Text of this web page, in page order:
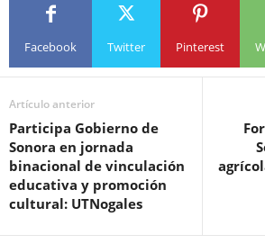
Facebook Twitter Pinterest
Artículo anterior
Participa Gobierno de
Sonora en jornada
binacional de vinculación
educativa y promoción
cultural: UTNogales